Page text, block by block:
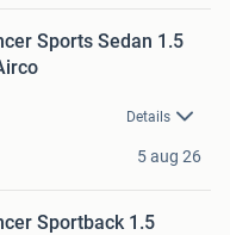
Sports Sedan 1.5
Details
5 aug 26
Sportback 1.5